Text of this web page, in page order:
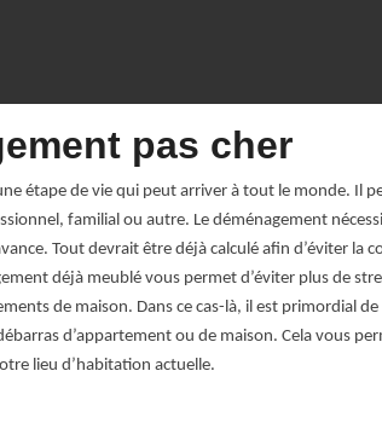
pas cher
étape de vie qui peut arriver à tout le monde. Il
familial ou autre. Le déménagement
Tout devrait être déjà calculé afin d’éviter la
déjà meublé vous permet d’éviter plus de
de maison. Dans ce cas-là, il est primordial de
d’appartement ou de maison. Cela vous
lieu d’habitation actuelle.